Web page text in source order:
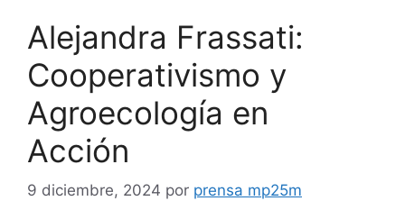
Alejandra Frassati:
Cooperativismo y
Agroecología en
Acción
9 diciembre, 2024 por prensa mp25m